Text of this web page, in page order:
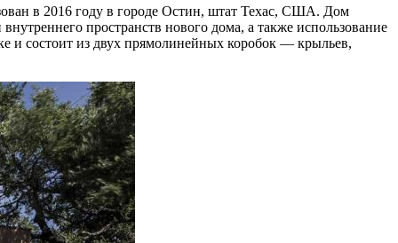
в 2016 году в городе Остин, штат Техас, США. Дом
пространств нового дома, а также использование
состоит из двух прямолинейных коробок — крыльев,